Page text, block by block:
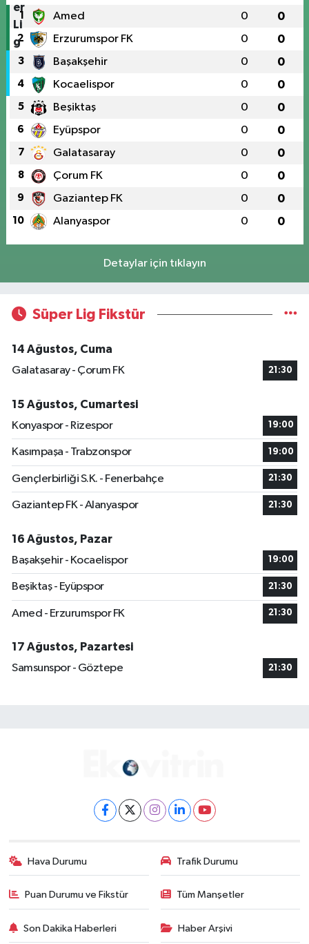
1 Amed 0 0
2 Erzurumspor FK 0 0
3 Başakşehir 0 0
4 Kocaelispor 0 0
5 Beşiktaş 0 0
6 Eyüpspor 0 0
7 Galatasaray 0 0
8 Çorum FK 0 0
9 Gaziantep FK 0 0
10 Alanyaspor 0 0
Detaylar için tıklayın
Süper Lig Fikstür
14 Ağustos, Cuma
Galatasaray - Çorum FK
21:30
15 Ağustos, Cumartesi
Konyaspor - Rizespor
19:00
Kasımpaşa - Trabzonspor 19:00
Gençlerbirliği S.K. - Fenerbahçe 21:30
Gaziantep FK - Alanyaspor 21:30
16 Ağustos, Pazar
Başakşehir - Kocaelispor
19:00
Beşiktaş - Eyüpspor 21:30
Amed - Erzurumspor FK 21:30
17 Ağustos, Pazartesi
Samsunspor - Göztepe
21:30
Hava Durumu Trafik Durumu
Puan Durumu ve Fikstür Tüm Manşetler
Son Dakika Haberleri Haber Arşivi